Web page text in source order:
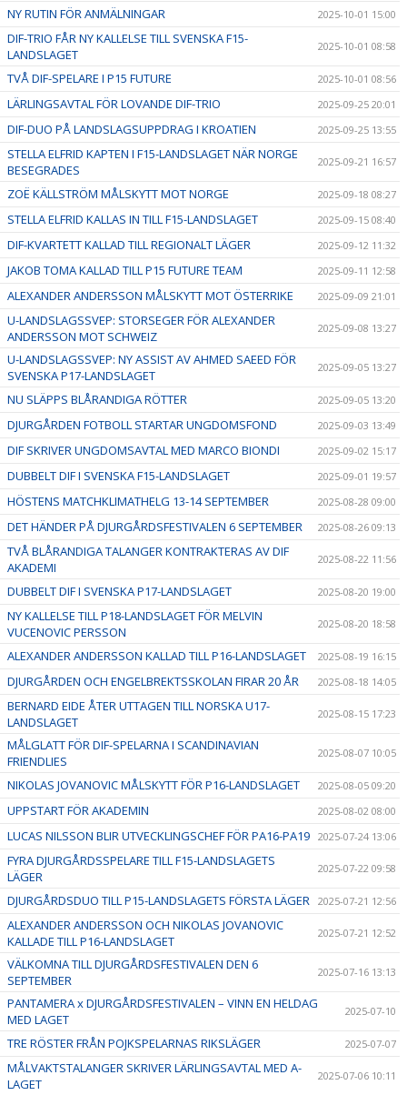
NY RUTIN FÖR ANMÄLNINGAR 2025-10-01 15:00
DIF-TRIO FÅR NY KALLELSE TILL SVENSKA F15-
LANDSLAGET
2025-10-01 08:58
TVÅ DIF-SPELARE I P15 FUTURE 2025-10-01 08:56
LÄRLINGSAVTAL FÖR LOVANDE DIF-TRIO 2025-09-25 20:01
DIF-DUO PÅ LANDSLAGSUPPDRAG I KROATIEN 2025-09-25 13:55
STELLA ELFRID KAPTEN I F15-LANDSLAGET NÄR NORGE
BESEGRADES
2025-09-21 16:57
ZOË KÄLLSTRÖM MÅLSKYTT MOT NORGE 2025-09-18 08:27
STELLA ELFRID KALLAS IN TILL F15-LANDSLAGET 2025-09-15 08:40
DIF-KVARTETT KALLAD TILL REGIONALT LÄGER 2025-09-12 11:32
JAKOB TOMA KALLAD TILL P15 FUTURE TEAM 2025-09-11 12:58
ALEXANDER ANDERSSON MÅLSKYTT MOT ÖSTERRIKE 2025-09-09 21:01
U-LANDSLAGSSVEP: STORSEGER FÖR ALEXANDER
ANDERSSON MOT SCHWEIZ
2025-09-08 13:27
U-LANDSLAGSSVEP: NY ASSIST AV AHMED SAEED FÖR
SVENSKA P17-LANDSLAGET
2025-09-05 13:27
NU SLÄPPS BLÅRANDIGA RÖTTER 2025-09-05 13:20
DJURGÅRDEN FOTBOLL STARTAR UNGDOMSFOND 2025-09-03 13:49
DIF SKRIVER UNGDOMSAVTAL MED MARCO BIONDI 2025-09-02 15:17
DUBBELT DIF I SVENSKA F15-LANDSLAGET 2025-09-01 19:57
HÖSTENS MATCHKLIMATHELG 13-14 SEPTEMBER 2025-08-28 09:00
DET HÄNDER PÅ DJURGÅRDSFESTIVALEN 6 SEPTEMBER 2025-08-26 09:13
TVÅ BLÅRANDIGA TALANGER KONTRAKTERAS AV DIF
AKADEMI
2025-08-22 11:56
DUBBELT DIF I SVENSKA P17-LANDSLAGET 2025-08-20 19:00
NY KALLELSE TILL P18-LANDSLAGET FÖR MELVIN
VUCENOVIC PERSSON
2025-08-20 18:58
ALEXANDER ANDERSSON KALLAD TILL P16-LANDSLAGET 2025-08-19 16:15
DJURGÅRDEN OCH ENGELBREKTSSKOLAN FIRAR 20 ÅR 2025-08-18 14:05
BERNARD EIDE ÅTER UTTAGEN TILL NORSKA U17-
LANDSLAGET
2025-08-15 17:23
MÅLGLATT FÖR DIF-SPELARNA I SCANDINAVIAN
FRIENDLIES
2025-08-07 10:05
NIKOLAS JOVANOVIC MÅLSKYTT FÖR P16-LANDSLAGET 2025-08-05 09:20
UPPSTART FÖR AKADEMIN 2025-08-02 08:00
LUCAS NILSSON BLIR UTVECKLINGSCHEF FÖR PA16-PA19 2025-07-24 13:06
FYRA DJURGÅRDSSPELARE TILL F15-LANDSLAGETS
LÄGER
2025-07-22 09:58
DJURGÅRDSDUO TILL P15-LANDSLAGETS FÖRSTA LÄGER 2025-07-21 12:56
ALEXANDER ANDERSSON OCH NIKOLAS JOVANOVIC
KALLADE TILL P16-LANDSLAGET
2025-07-21 12:52
VÄLKOMNA TILL DJURGÅRDSFESTIVALEN DEN 6
SEPTEMBER
2025-07-16 13:13
PANTAMERA x DJURGÅRDSFESTIVALEN – VINN EN HELDAG
MED LAGET
2025-07-10
TRE RÖSTER FRÅN POJKSPELARNAS RIKSLÄGER 2025-07-07
MÅLVAKTSTALANGER SKRIVER LÄRLINGSAVTAL MED A-
LAGET
2025-07-06 10:11